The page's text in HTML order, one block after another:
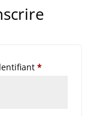
*Obligatoire